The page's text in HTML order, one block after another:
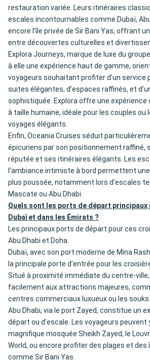
restauration variée. Leurs itinéraires
escales incontournables comme Dubaï,
encore l’île privée de Sir Bani Yas, offrant
entre découvertes culturelles et
Explora Journeys, marque de luxe du
à elle une expérience haut de gamme,
voyageurs souhaitant profiter d’un service
suites élégantes, d’espaces raffinés, et
sophistiquée. Explora offre une expérience
à taille humaine, idéale pour les couples ou
voyages élégants.
Enfin, Oceania Cruises séduit
épicuriens par son positionnement raffiné,
réputée et ses itinéraires élégants. Les
l’ambiance intimiste à bord permettent
plus poussée, notamment lors d’escales
Mascate ou Abu Dhabi.
Quels sont les ports de départ principaux
Dubaï et dans les Émirats ?
Les principaux ports de départ pour ces
Abu Dhabi et Doha.
Dubaï, avec son port moderne de Mina
la principale porte d’entrée pour les
Situé à proximité immédiate du centre-
facilement aux attractions majeures,
centres commerciaux luxueux ou les
Abu Dhabi, via le port Zayed, constitue un
départ ou d’escale. Les voyageurs peuvent
magnifique mosquée Sheikh Zayed, le
World, ou encore profiter des plages et des
comme Sir Bani Yas.